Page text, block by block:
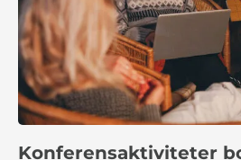
Konferensaktiviteter